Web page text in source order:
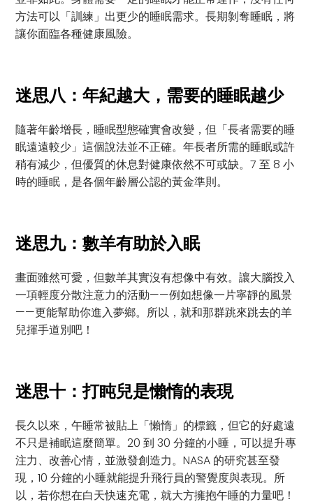
方法可以「訓練」出更少的睡眠需求。長期剝奪睡眠，將
讓你面臨各種健康風險。
迷思八：年紀越大，需要的睡眠越少
隨著年齡增長，睡眠型態確實會改變，但「長者需要的睡
眠遠遠較少」這個說法並不正確。年長者所需的睡眠或許
稍有減少，但優質的休息對健康依然不可或缺。7 至 8 小
時的睡眠，是各個年齡層公認的黃金準則。
迷思九：數羊有助於入眠
畫面雖然可愛，但數羊其實沒有想像中有效。讓大腦投入
一項輕度分散注意力的活動——例如想像一片寧靜的風景
——更能幫助你進入夢鄉。所以，就和那群跳來跳去的羊
兒揮手道別吧！
迷思十：打盹兒是懶惰的表現
長久以來，午睡常被貼上「懶惰」的標籤，但它的好處遠
不只是補眠這麼簡單。20 到 30 分鐘的小睡，可以提升專
注力、改善心情，並激發創造力。NASA 的研究甚至發
現，10 分鐘的小睡就能提升飛行員的警覺度與表現。所
以，若你想在白天快速充電，就大方擁抱午睡的力量吧！